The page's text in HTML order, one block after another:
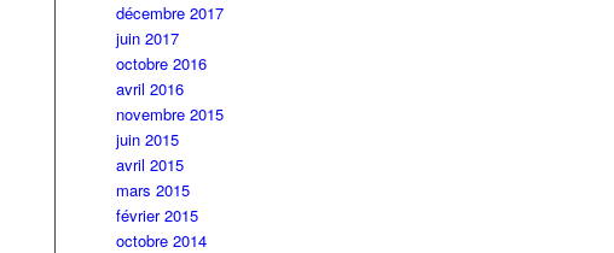
décembre 2017
juin 2017
octobre 2016
avril 2016
novembre 2015
juin 2015
avril 2015
mars 2015
février 2015
octobre 2014